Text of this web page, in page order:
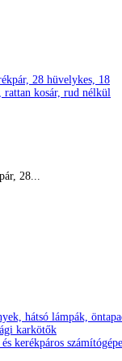
28...
hátsó lámpák,
karkötők
kerékpáros